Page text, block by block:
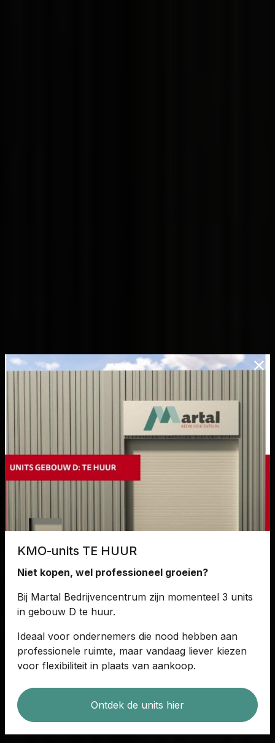
KMO-units TE HUUR
Niet kopen, wel professioneel groeien?
Bij Martal Bedrijvencentrum zijn momenteel 3 units
in gebouw D te huur.
Ideaal voor ondernemers die nood hebben aan
professionele ruimte, maar vandaag liever kiezen
voor flexibiliteit in plaats van aankoop.
Ontdek de units hier